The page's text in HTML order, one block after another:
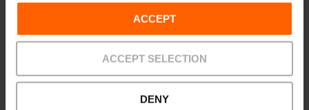
ACCEPT
ACCEPT SELECTION
DENY
Noleggio di Biciclette